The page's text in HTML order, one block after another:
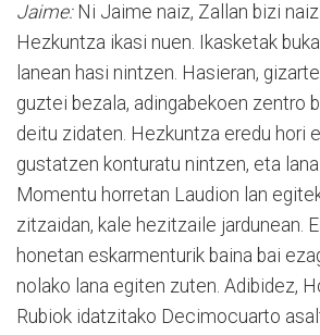
Jaime:Ni Jaime naiz, Zallan bizi
Hezkuntza ikasi nuen. Ikasketak
lanean hasi nintzen. Hasieran,
guztei bezala, adingabekoen zentro
deitu zidaten. Hezkuntza eredu hori
gustatzen konturatu nintzen, eta
Momentu horretan Laudion lan
zitzaidan, kale hezitzaile jardunean.
honetan eskarmenturik baina bai
nolako lana egiten zuten. Adibidez,
Rubiok idatzitako Decimocuarto